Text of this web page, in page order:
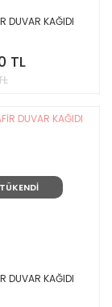
DUVAR KAĞIDI
TL
TÜKENDİ
DUVAR KAĞIDI